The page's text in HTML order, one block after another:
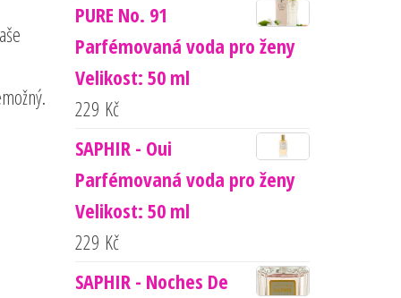
PURE No. 91
Parfémovaná voda pro ženy
Velikost: 50 ml
229 Kč
SAPHIR - Oui
Parfémovaná voda pro ženy
Velikost: 50 ml
229 Kč
SAPHIR - Noches De